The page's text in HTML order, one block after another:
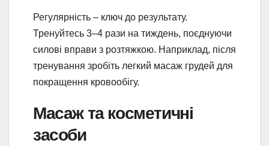
Регулярність – ключ до результату.
Тренуйтесь 3–4 рази на тиждень, поєднуючи
силові вправи з розтяжкою. Наприклад, після
тренування зробіть легкий масаж грудей для
покращення кровообігу.
Масаж та косметичні
засоби